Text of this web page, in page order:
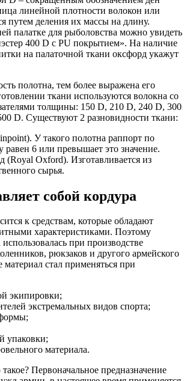
линейной плотности волокон или
путем деления их массы на длину.
палатке для рыболовства можно увидеть
400 D с PU покрытием». На наличие
на палаточной ткани оксфорд укажут
полотна, тем более выражена его
ткани используются волокна со
толщины: 150 D, 210 D, 240 D, 300
D. Существуют 2 разновидности ткани:
У такого полотна раппорт по
равен 6 или превышает это значение.
(Royal Oxford). Изготавливается из
сырья.
собой кордура
к средствам, которые обладают
характеристиками. Поэтому
при производстве
рюкзаков и другого армейского
стал применяться при
экипировки;
экстремальных видов спорта;
упаковки;
материала.
Первоначальное предназначение